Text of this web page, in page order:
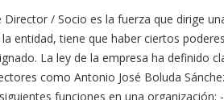
/ Socio es la fuerza que dirige
entidad, tiene que haber ciertos
La ley de la empresa ha definido
como Antonio José Boluda
funciones en una organización: